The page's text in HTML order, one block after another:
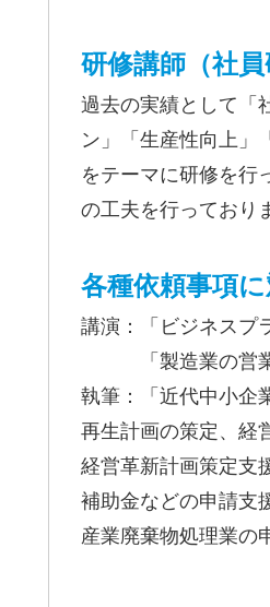
研修講師（社
過去の実績として「
ン」「生産性向上」
をテーマに研修を行
の工夫を行っており
各種依頼事項
講演：「ビジネスプ
「製造業の営業
執筆：「近代中小企
再生計画の策定、経
経営革新計画策定支
補助金などの申請支
産業廃棄物処理業